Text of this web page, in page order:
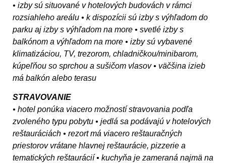
• izby sú situované v hotelových budovách v rámci
rozsiahleho areálu • k dispozícii sú izby s výhľadom do
parku aj izby s výhľadom na more • svetlé izby s
balkónom a výhľadom na more • izby sú vybavené
klimatizáciou, TV, trezorom, chladničkou/minibarom,
kúpeľňou so sprchou a sušičom vlasov • väčšina izieb
má balkón alebo terasu
STRAVOVANIE
• hotel ponúka viacero možností stravovania podľa
zvoleného typu pobytu • jedlá sa podávajú v hotelových
reštauráciách • rezort má viacero reštauračných
priestorov vrátane hlavnej reštaurácie, pizzerie a
tematických reštaurácií • kuchyňa je zameraná najmä na